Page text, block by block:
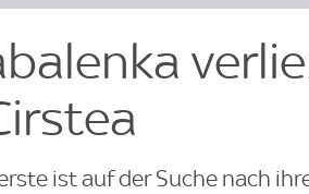
ist auf der Suche nach